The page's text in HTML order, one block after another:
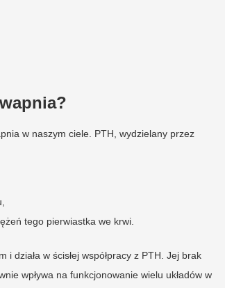
w naszym ciele. PTH, wydzielany przez
tego pierwiastka we krwi.
działa w ścisłej współpracy z PTH. Jej brak
wpływa na funkcjonowanie wielu układów w